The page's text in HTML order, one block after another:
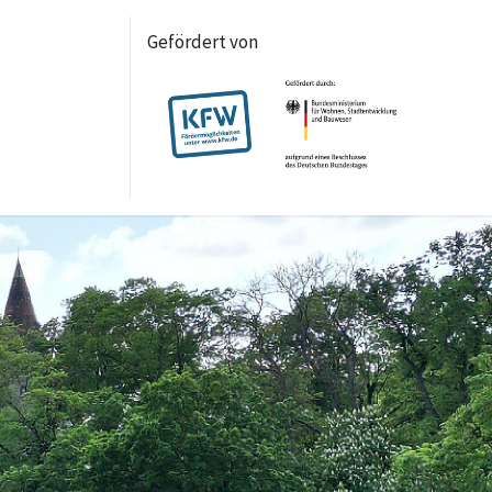
Gefördert von